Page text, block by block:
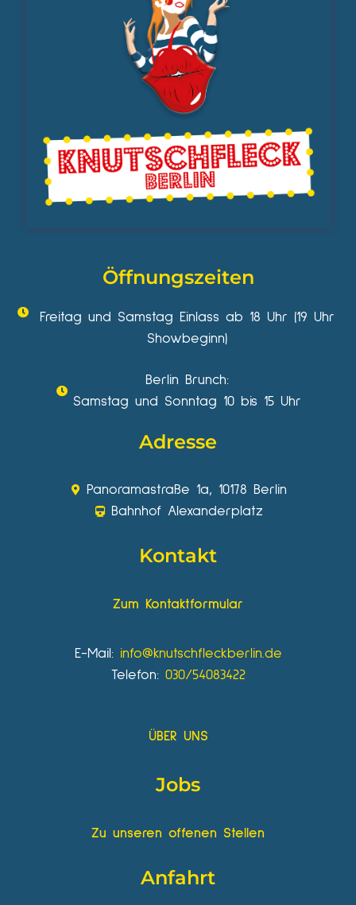
Öffnungszeiten
Freitag und Samstag Einlass ab 18 Uhr (19 Uhr
Showbeginn)
Berlin Brunch:
Samstag und Sonntag 10 bis 15 Uhr
Adresse
Panoramastraße 1a, 10178 Berlin
Bahnhof Alexanderplatz
Kontakt
Zum Kontaktformular
E-Mail: info@knutschfleckberlin.de
Telefon: 030/54083422
ÜBER UNS
Jobs
Zu unseren offenen Stellen
Anfahrt